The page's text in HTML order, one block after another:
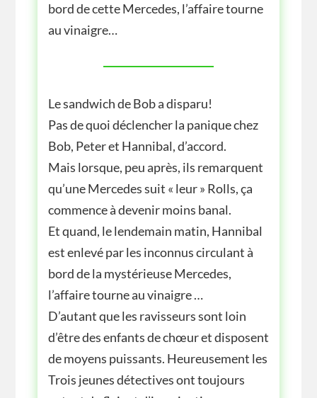
bord de cette Mercedes, l’affaire tourne
au vinaigre…
Le sandwich de Bob a disparu!
Pas de quoi déclencher la panique chez
Bob, Peter et Hannibal, d’accord.
Mais lorsque, peu après, ils remarquent
qu’une Mercedes suit « leur » Rolls, ça
commence à devenir moins banal.
Et quand, le lendemain matin, Hannibal
est enlevé par les inconnus circulant à
bord de la mystérieuse Mercedes,
l’affaire tourne au vinaigre …
D’autant que les ravisseurs sont loin
d’être des enfants de chœur et disposent
de moyens puissants. Heureusement les
Trois jeunes détectives ont toujours